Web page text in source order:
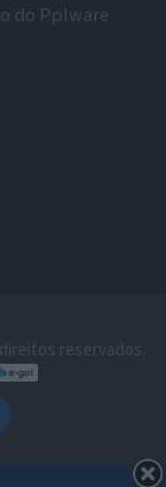
do Pplware
reservados.